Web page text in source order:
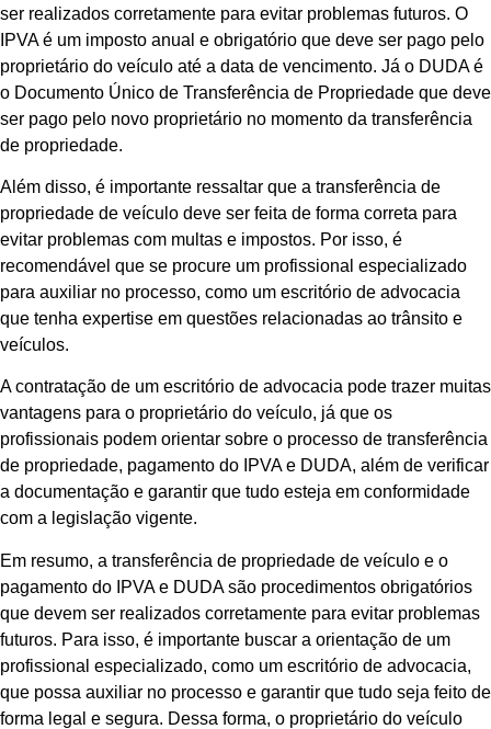
ser realizados corretamente para evitar problemas futuros. O
IPVA é um imposto anual e obrigatório que deve ser pago pelo
proprietário do veículo até a data de vencimento. Já o DUDA é
o Documento Único de Transferência de Propriedade que deve
ser pago pelo novo proprietário no momento da transferência
de propriedade.
Além disso, é importante ressaltar que a transferência de
propriedade de veículo deve ser feita de forma correta para
evitar problemas com multas e impostos. Por isso, é
recomendável que se procure um profissional especializado
para auxiliar no processo, como um escritório de advocacia
que tenha expertise em questões relacionadas ao trânsito e
veículos.
A contratação de um escritório de advocacia pode trazer muitas
vantagens para o proprietário do veículo, já que os
profissionais podem orientar sobre o processo de transferência
de propriedade, pagamento do IPVA e DUDA, além de verificar
a documentação e garantir que tudo esteja em conformidade
com a legislação vigente.
Em resumo, a transferência de propriedade de veículo e o
pagamento do IPVA e DUDA são procedimentos obrigatórios
que devem ser realizados corretamente para evitar problemas
futuros. Para isso, é importante buscar a orientação de um
profissional especializado, como um escritório de advocacia,
que possa auxiliar no processo e garantir que tudo seja feito de
forma legal e segura. Dessa forma, o proprietário do veículo